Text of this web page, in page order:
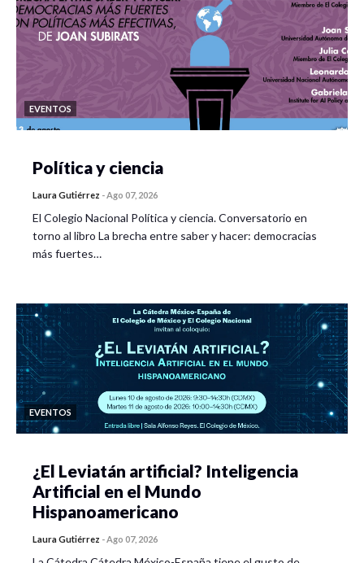
EVENTOS
Política y ciencia
Laura Gutiérrez -Ago 07, 2026
El Colegio Nacional Política y ciencia. Conversatorio en
torno al libro La brecha entre saber y hacer: democracias
más fuertes…
EVENTOS
¿El Leviatán artificial? Inteligencia
Artificial en el Mundo
Hispanoamericano
Laura Gutiérrez -Ago 07, 2026